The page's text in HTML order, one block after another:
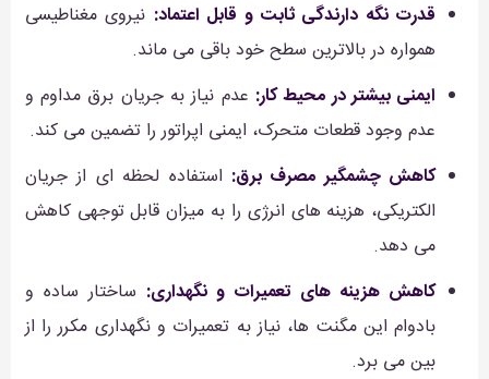
قدرت نگه دارندگی ثابت و قابل اعتماد: نیروی مغناطیسی
همواره در بالاترین سطح خود باقی می ماند.
ایمنی بیشتر در محیط کار: عدم نیاز به جریان برق مداوم و
عدم وجود قطعات متحرک، ایمنی اپراتور را تضمین می کند.
کاهش چشمگیر مصرف برق: استفاده لحظه ای از جریان
الکتریکی، هزینه های انرژی را به میزان قابل توجهی کاهش
می دهد.
کاهش هزینه های تعمیرات و نگهداری: ساختار ساده و
بادوام این مگنت ها، نیاز به تعمیرات و نگهداری مکرر را از
بین می برد.